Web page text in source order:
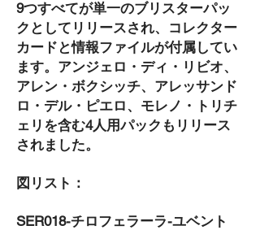
9つすべてが単一のブリスターパッ
クとしてリリースされ、コレクター
カードと情報ファイルが付属してい
ます。アンジェロ・ディ・リビオ、
アレン・ボクシッチ、アレッサンド
ロ・デル・ピエロ、モレノ・トリチ
ェリを含む4人用パックもリリース
されました。
図リスト：
SER018-チロフェラーラ-ユベント